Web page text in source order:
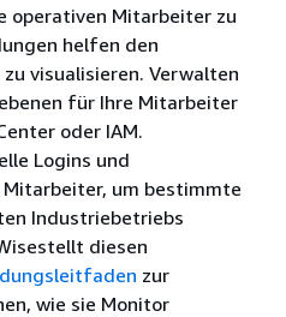
operativen Mitarbeiter zu
helfen den
visualisieren. Verwalten
für Ihre Mitarbeiter
oder IAM.
Logins und
um bestimmte
Industriebetriebs
diesen
zur
wie sie Monitor